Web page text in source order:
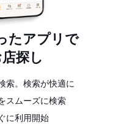
たアプリで
探し
索。検索が快適に
スムーズに検索
に利用開始